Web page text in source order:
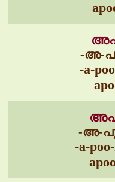
-അ-
-a-
-അ-
-a-